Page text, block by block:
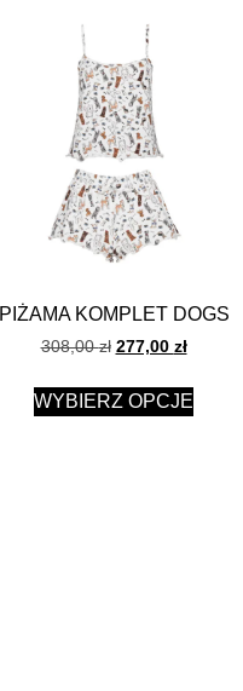
PIŻAMA KOMPLET DOGS
308,00zł 277,00 zł
WYBIERZ OPCJE